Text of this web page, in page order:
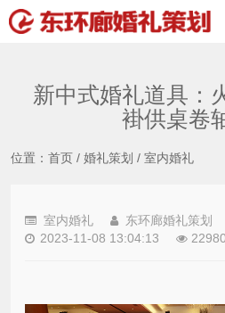
新中式婚礼道具：
褂供桌卷
位置： 首页 / 婚礼策划 / 室内婚礼
室内婚礼
东环廊婚礼策划
2023-11-08 13:04:13
22980